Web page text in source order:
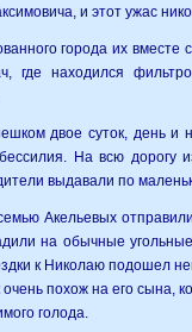
и этот ужас
города их
где находился
двое суток, день и
На всю
выдавали по
Акельевых
на обычные
к Николаю подошел
очень похож на его сына,
голода.